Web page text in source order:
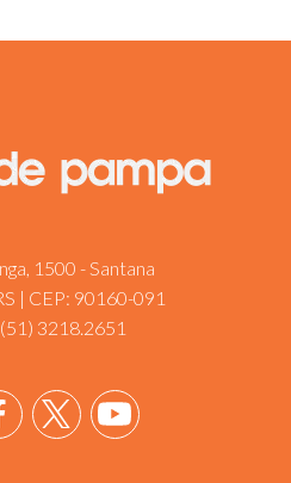
1500 - Santana
| CEP: 90160-091
(51) 3218.2651